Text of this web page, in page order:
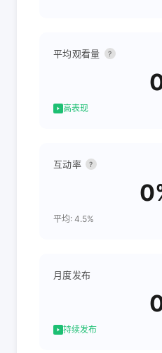
平均观看量 ?
高表现
互动率 ?
平均: 4.5%
月度发布
持续发布